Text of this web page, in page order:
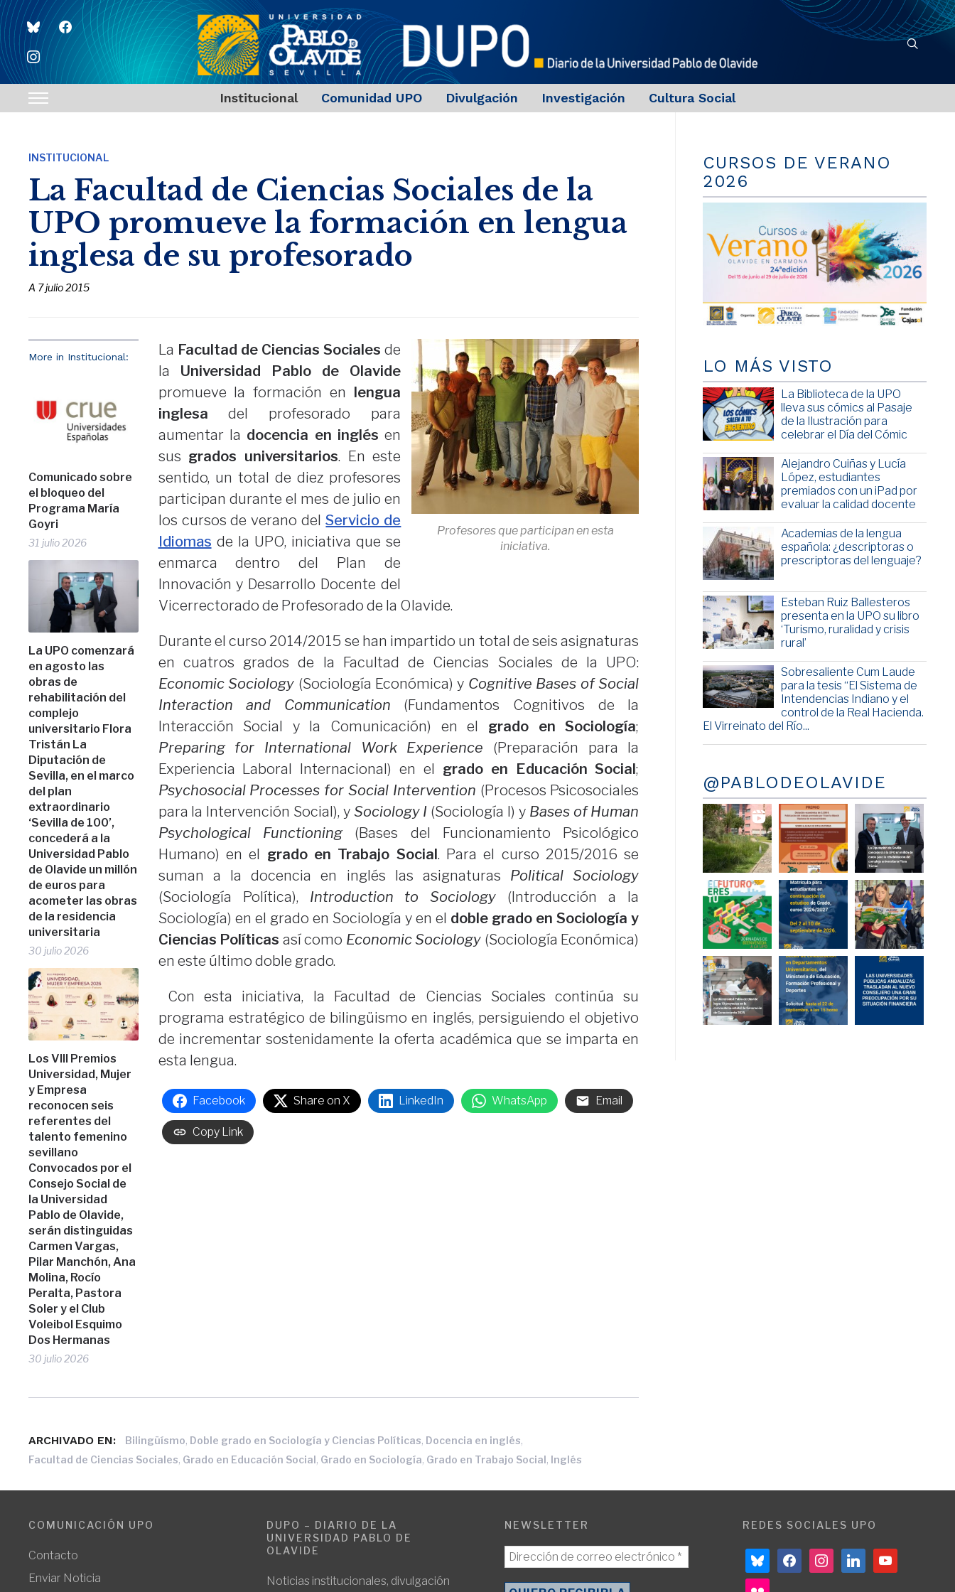
blueskyfacebook
instagram
Toggle
navigation
Institucional Comunidad UPO Divulgación Investigación Cultura Social
INSTITUCIONAL
La Facultad de Ciencias Sociales de la
UPO promueve la formación en lengua
inglesa de su profesorado
A 7 julio 2015
More in Institucional:
Comunicado sobre
el bloqueo del
Programa María
Goyri
31 julio 2026
La UPO comenzará
en agosto las
obras de
rehabilitación del
complejo
universitario Flora
Tristán La
Diputación de
Sevilla, en el marco
del plan
extraordinario
‘Sevilla de 100’,
concederá a la
Universidad Pablo
de Olavide un millón
de euros para
acometer las obras
de la residencia
universitaria
30 julio 2026
Los VIII Premios
Universidad, Mujer
y Empresa
reconocen seis
referentes del
talento femenino
sevillano
Convocados por el
Consejo Social de
la Universidad
Pablo de Olavide,
serán distinguidas
Carmen Vargas,
Pilar Manchón, Ana
Molina, Rocío
Peralta, Pastora
Soler y el Club
Voleibol Esquimo
Dos Hermanas
30 julio 2026
Profesores que participan en esta
iniciativa.
La Facultad de Ciencias Sociales de
la Universidad Pablo de Olavide
promueve la formación en lengua
inglesa del profesorado para
aumentar la docencia en inglés en
sus grados universitarios. En este
sentido, un total de diez profesores
participan durante el mes de julio en
los cursos de verano delServicio de
Idiomas de la UPO, iniciativa que se
enmarca dentro del Plan de
Innovación y Desarrollo Docente del
Vicerrectorado de Profesorado de la Olavide.
Durante el curso 2014/2015 se han impartido un total de seis asignaturas
en cuatros grados de la Facultad de Ciencias Sociales de la UPO:
Economic Sociology (Sociología Económica) y Cognitive Bases of Social
Interaction and Communication (Fundamentos Cognitivos de la
Interacción Social y la Comunicación) en el grado en Sociología;
Preparing for International Work Experience (Preparación para la
Experiencia Laboral Internacional) en el grado en Educación Social;
Psychosocial Processes for Social Intervention (Procesos Psicosociales
para la Intervención Social), y Sociology I (Sociología I) y Bases of Human
Psychological Functioning(Bases del Funcionamiento Psicológico
Humano) en el grado en Trabajo Social. Para el curso 2015/2016 se
suman a la docencia en inglés las asignaturas Political Sociology
(Sociología Política), Introduction to Sociology (Introducción a la
Sociología) en el grado en Sociología y en el doble grado en Sociología y
Ciencias Políticas así como Economic Sociology (Sociología Económica)
en este último doble grado.
Con esta iniciativa, la Facultad de Ciencias Sociales continúa su
programa estratégico de bilingüismo en inglés, persiguiendo el objetivo
de incrementar sostenidamente la oferta académica que se imparta en
esta lengua.
Facebook Share on X LinkedIn WhatsApp Email
Copy Link
ARCHIVADO EN: Bilingüísmo, Doble grado en Sociología y Ciencias Políticas, Docencia en inglés,
Facultad de Ciencias Sociales, Grado en Educación Social, Grado en Sociología, Grado en Trabajo Social, Inglés
CURSOS DE VERANO
2026
LO MÁS VISTO
La Biblioteca de la UPO
lleva sus cómics al Pasaje
de la Ilustración para
celebrar el Día del Cómic
Alejandro Cuiñas y Lucía
López, estudiantes
premiados con un iPad por
evaluar la calidad docente
Academias de la lengua
española: ¿descriptoras o
prescriptoras del lenguaje?
Esteban Ruiz Ballesteros
presenta en la UPO su libro
‘Turismo, ruralidad y crisis
rural’
Sobresaliente Cum Laude
para la tesis “El Sistema de
Intendencias Indiano y el
control de la Real Hacienda.
El Virreinato del Río...
@PABLODEOLAVIDE
COMUNICACIÓN UPO
Contacto
Enviar Noticia
DUPO – DIARIO DE LA
UNIVERSIDAD PABLO DE
OLAVIDE
Noticias institucionales, divulgación
NEWSLETTER REDES SOCIALES UPO
blueskyfacebookinstagramlinkedin youtube
flickr